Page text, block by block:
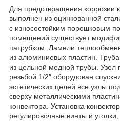
Для предотвращения коррозии
выполнен из оцинкованной
с износостойким порошковым
помещений существует
патрубком. Ламели
из алюминиевых пластин.
из цельной медной трубы. Узел
резьбой 1/2″ оборудован
эстетических целей все узлы
сверху металлическими
конвектора. Установка
регулировочные винты и